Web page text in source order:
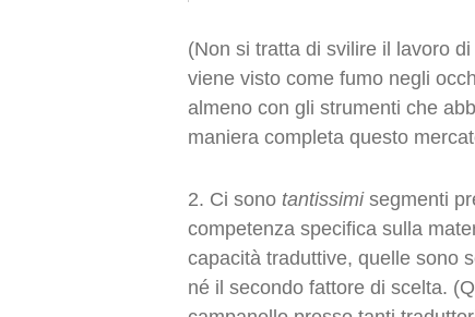
(Non si tratta di svilire il lavoro
viene visto come fumo negli
almeno con gli strumenti che
maniera completa questo
2. Ci sono tantissimisegmenti
competenza specifica sulla
capacità traduttive, quelle sono
né il secondo fattore di scelta.